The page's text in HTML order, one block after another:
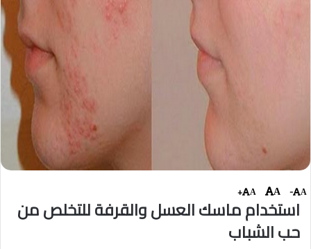
A
-
A
A
+
استخدام ماسك العسل والقرفة للتخلص من
حب الشباب